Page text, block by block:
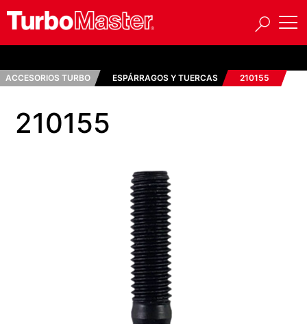
ACCESORIOS TURBO ESPÁRRAGOS Y TUERCAS 210155
210155